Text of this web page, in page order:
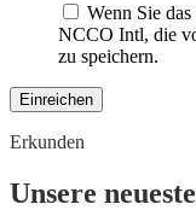
Wenn Sie
NCCO Intl, die
zu speichern.
Einreichen
Erkunden
Unsere